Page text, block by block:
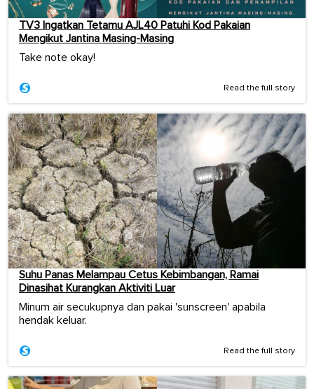
TV3 Ingatkan Tetamu AJL40 Patuhi Kod Pakaian
Mengikut Jantina Masing-Masing
Take note okay!
Read the full story
Suhu Panas Melampau Cetus Kebimbangan, Ramai
Dinasihat Kurangkan Aktiviti Luar
Minum air secukupnya dan pakai 'sunscreen' apabila
hendak keluar.
Read the full story